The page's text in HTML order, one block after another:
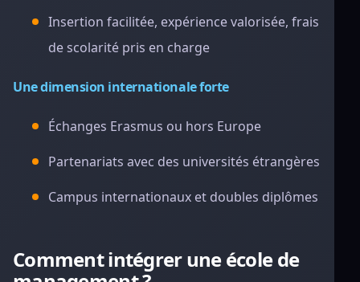
Insertion facilitée, expérience valorisée, frais
de scolarité pris en charge
Une dimension internationale forte
Échanges Erasmus ou hors Europe
Partenariats avec des universités étrangères
Campus internationaux et doubles diplômes
Comment intégrer une école de